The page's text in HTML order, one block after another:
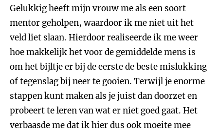
Gelukkig heeft mijn vrouw me als een soort
mentor geholpen, waardoor ik me niet uit het
veld liet slaan. Hierdoor realiseerde ik me weer
hoe makkelijk het voor de gemiddelde mens is
om het bijltje er bij de eerste de beste mislukking
of tegenslag bij neer te gooien. Terwijl je enorme
stappen kunt maken als je juist dan doorzet en
probeert te leren van wat er niet goed gaat. Het
verbaasde me dat ik hier dus ook moeite mee